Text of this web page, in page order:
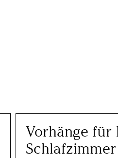
Vorhänge für
Schlafzimmer